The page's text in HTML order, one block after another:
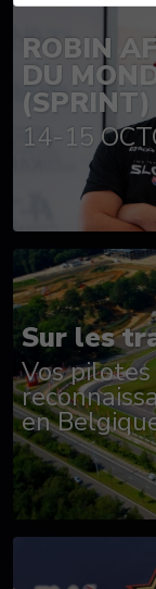
ROBIN
DU
(SPRINT)
14-15
Sur les
Vos
en